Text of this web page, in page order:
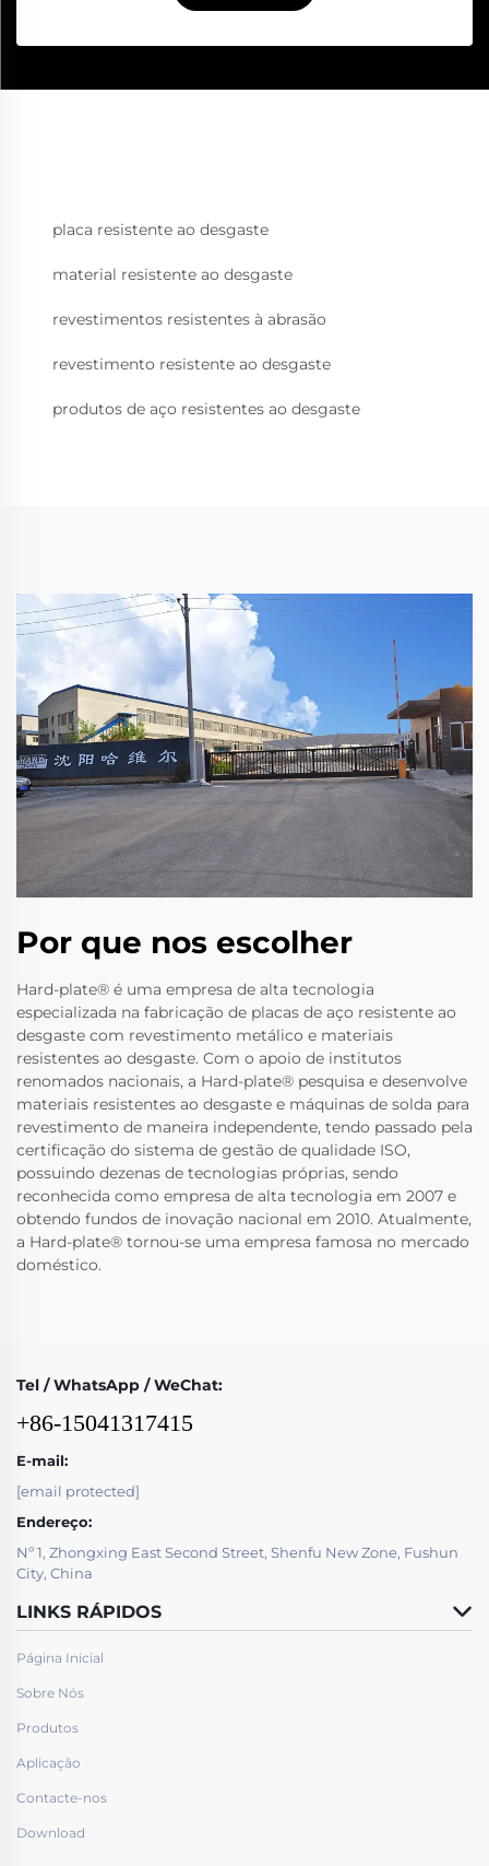
placa resistente ao desgaste
material resistente ao desgaste
revestimentos resistentes à abrasão
revestimento resistente ao desgaste
produtos de aço resistentes ao desgaste
Por que nos escolher
Hard-plate® é uma empresa de alta tecnologia
especializada na fabricação de placas de aço resistente ao
desgaste com revestimento metálico e materiais
resistentes ao desgaste. Com o apoio de institutos
renomados nacionais, a Hard-plate® pesquisa e desenvolve
materiais resistentes ao desgaste e máquinas de solda para
revestimento de maneira independente, tendo passado pela
certificação do sistema de gestão de qualidade ISO,
possuindo dezenas de tecnologias próprias, sendo
reconhecida como empresa de alta tecnologia em 2007 e
obtendo fundos de inovação nacional em 2010. Atualmente,
a Hard-plate® tornou-se uma empresa famosa no mercado
doméstico.
Tel / WhatsApp / WeChat:
+86-15041317415
E-mail:
[email protected]
Endereço:
Nº 1, Zhongxing East Second Street, Shenfu New Zone, Fushun
City, China
LINKS RÁPIDOS
Página Inicial
Sobre Nós
Produtos
Aplicação
Contacte-nos
Download